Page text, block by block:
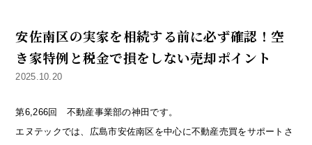
安佐南区の実家を相続する前に必ず確認！空
き家特例と税金で損をしない売却ポイント
2025.10.20
第6,266回 不動産事業部の神田です。
エヌテックでは、広島市安佐南区を中心に不動産売買をサポートさ